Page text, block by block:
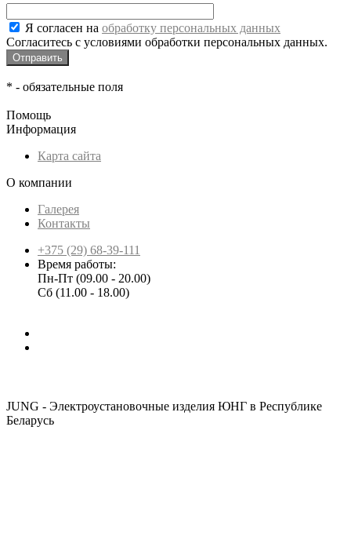
Я согласен на обработку персональных данных
Согласитесь с условиями обработки персональных данных.
* - обязательные поля
Помощь
Информация
Карта сайта
О компании
Галерея
Контакты
+375 (29) 68-39-111
Время работы:
Пн-Пт (09.00 - 20.00)
Сб (11.00 - 18.00)
JUNG - Электроустановочные изделия ЮНГ в Республике
Беларусь